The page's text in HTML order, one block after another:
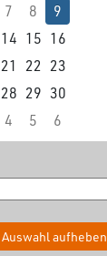
7 8
9
14 15 16
21 22 23
28 29 30
4 5 6
Auswahl aufheben